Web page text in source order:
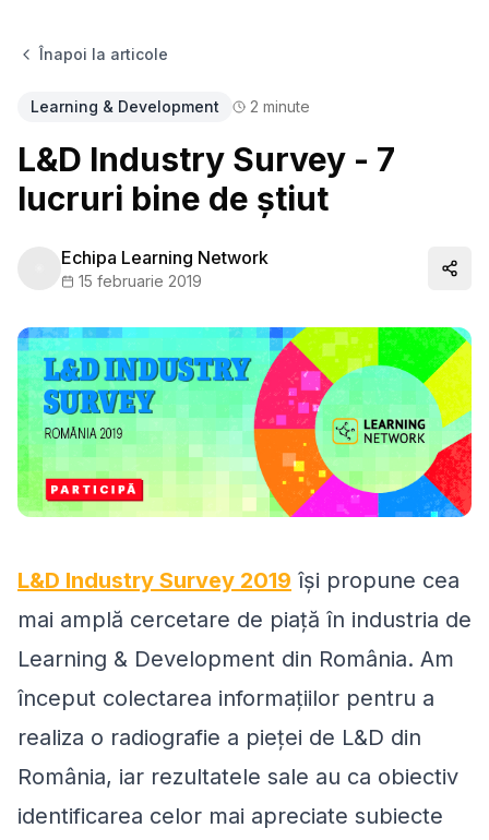
Înapoi la articole
Learning & Development 2 minute
L&D Industry Survey - 7
lucruri bine de știut
Echipa Learning Network
15 februarie 2019
L&D Industry Survey 2019 își propune cea
mai amplă cercetare de piață în industria de
Learning & Development din România. Am
început colectarea informațiilor pentru a
realiza o radiografie a pieței de L&D din
România, iar rezultatele sale au ca obiectiv
identificarea celor mai apreciate subiecte